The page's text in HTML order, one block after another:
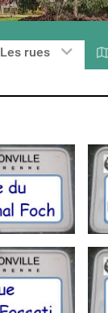
Les rues